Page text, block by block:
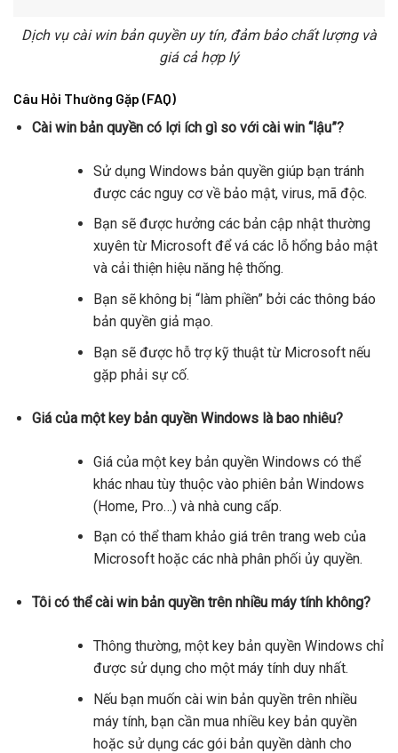
Dịch vụ cài win bản quyền uy tín, đảm bảo chất lượng và
giá cả hợp lý
Câu Hỏi Thường Gặp (FAQ)
Cài win bản quyền có lợi ích gì so với cài win “lậu”?
Sử dụng Windows bản quyền giúp bạn tránh
được các nguy cơ về bảo mật, virus, mã độc.
Bạn sẽ được hưởng các bản cập nhật thường
xuyên từ Microsoft để vá các lỗ hổng bảo mật
và cải thiện hiệu năng hệ thống.
Bạn sẽ không bị “làm phiền” bởi các thông báo
bản quyền giả mạo.
Bạn sẽ được hỗ trợ kỹ thuật từ Microsoft nếu
gặp phải sự cố.
Giá của một key bản quyền Windows là bao nhiêu?
Giá của một key bản quyền Windows có thể
khác nhau tùy thuộc vào phiên bản Windows
(Home, Pro…) và nhà cung cấp.
Bạn có thể tham khảo giá trên trang web của
Microsoft hoặc các nhà phân phối ủy quyền.
Tôi có thể cài win bản quyền trên nhiều máy tính không?
Thông thường, một key bản quyền Windows chỉ
được sử dụng cho một máy tính duy nhất.
Nếu bạn muốn cài win bản quyền trên nhiều
máy tính, bạn cần mua nhiều key bản quyền
hoặc sử dụng các gói bản quyền dành cho